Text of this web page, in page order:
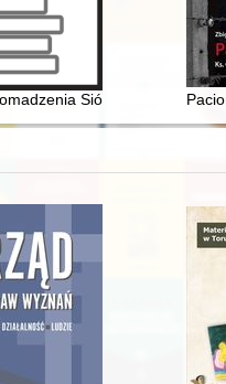
w XVII wieku
i generale Mieczysławie
w Kielcach 1945-
Sióstr Służebnic